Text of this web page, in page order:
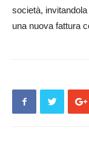
società,
una nuova fattura